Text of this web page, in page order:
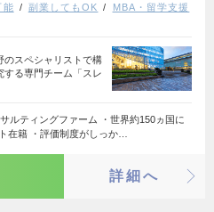
能 副業してもOK
MBA・留学支援
のスペシャリストで構
する専門チーム「スレ
ルティングファーム ・世界約150ヵ国に
在籍 ・評価制度がしっか…
詳細へ